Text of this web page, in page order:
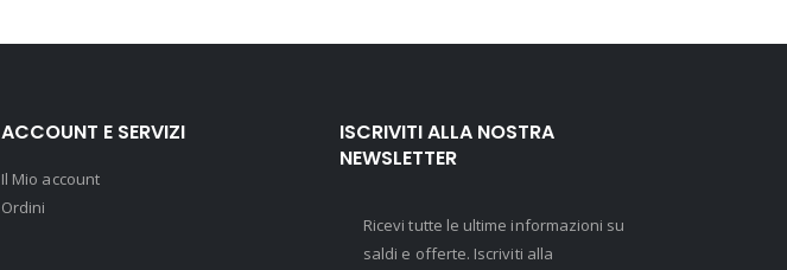
ACCOUNT E SERVIZI
Il Mio account
Ordini
ISCRIVITI ALLA NOSTRA
NEWSLETTER
Ricevi tutte le ultime informazioni su
saldi e offerte. Iscriviti alla